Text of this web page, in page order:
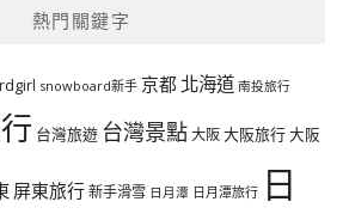
熱門關鍵字
snowboard新手 京都 北海道 南投旅行
台灣旅遊 台灣景點大阪大阪旅行大阪
屏東旅行新手滑雪 日月潭 日月潭旅行 日